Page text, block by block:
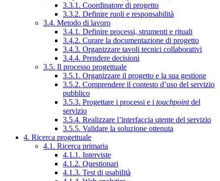
3.3.1. Coordinatore di progetto
3.3.2. Definire ruoli e responsabilità
3.4. Metodo di lavoro
3.4.1. Definire processi, strumenti e rituali
3.4.2. Curare la documentazione di progetto
3.4.3. Organizzare tavoli tecnici collaborativi
3.4.4. Prendere decisioni
3.5. Il processo progettuale
3.5.1. Organizzare il progetto e la sua gestione
3.5.2. Comprendere il contesto d’uso del servizio
pubblico
3.5.3. Progettare i processi e i touchpointdel
servizio
3.5.4. Realizzare l’interfaccia utente del servizio
3.5.5. Validare la soluzione ottenuta
4. Ricerca progettuale
4.1. Ricerca primaria
4.1.1. Interviste
4.1.2. Questionari
4.1.3. Test di usabilità